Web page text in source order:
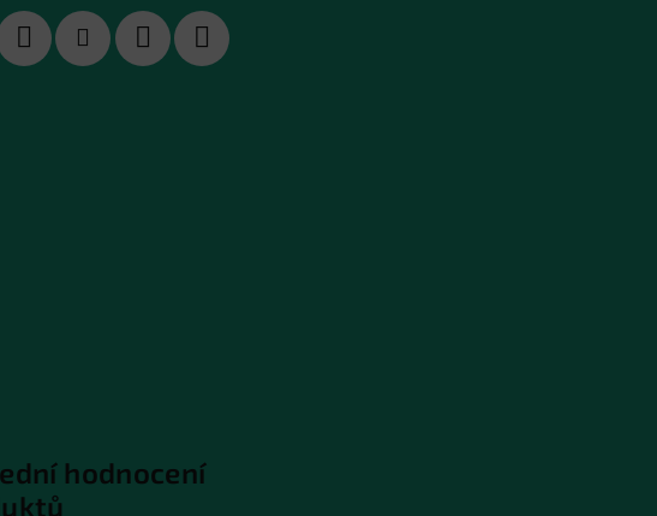
hodnocení